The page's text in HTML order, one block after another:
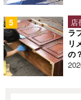
店
ラ
リ
の